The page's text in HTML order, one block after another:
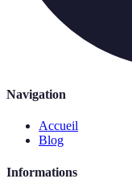
Navigation
Accueil
Blog
Informations